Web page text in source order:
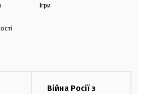
Ігри
Війна Росії з